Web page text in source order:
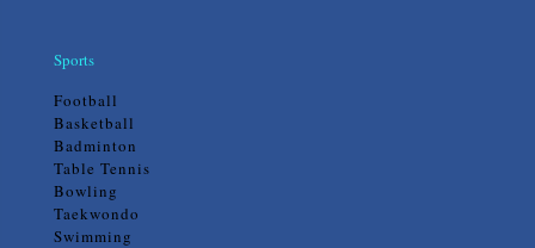
Sports
Football
Basketball
Badminton
Table Tennis
Bowling
Taekwondo
Swimming